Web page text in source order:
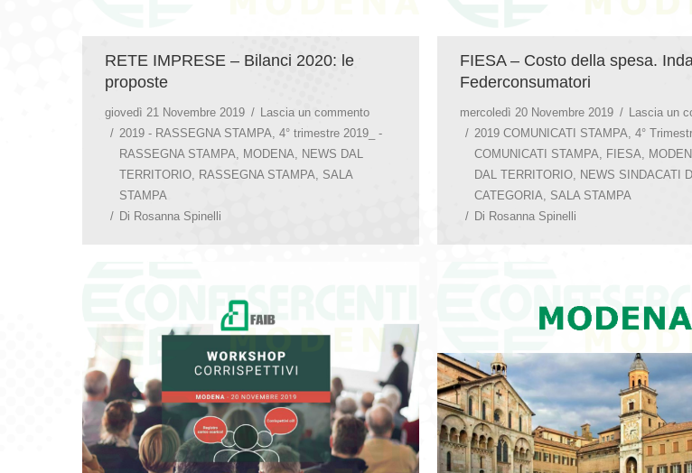
RETE IMPRESE – Bilanci 2020: le
proposte
giovedì 21 Novembre 2019
Lascia un commento
2019 - RASSEGNA STAMPA 4° trimestre 2019_ -
RASSEGNA STAMPA
MODENA
NEWS DAL
TERRITORIO
RASSEGNA STAMPA
SALA
STAMPA
Di Rosanna Spinelli
FIESA – Costo della spesa.
Federconsumatori
mercoledì 20 Novembre 2019
Lascia un
2019 COMUNICATI STAMPA 4°
COMUNICATI STAMPA
FIESA
DAL TERRITORIO
NEWS SINDACATI DI
CATEGORIA
SALA STAMPA
Di Rosanna Spinelli